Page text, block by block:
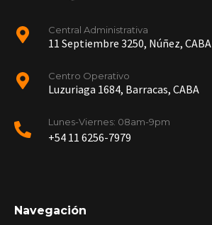
Central Administrativa
11 Septiembre 3250, Núñez, CABA
Centro Operativo
Luzuriaga 1684, Barracas, CABA
Lunes-Viernes: 08am-9pm
+54 11 6256-7979
Navegación